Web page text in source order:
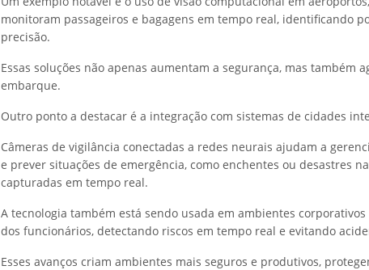
monitoram passageiros e bagagens em tempo real, identificando
precisão.
Essas soluções não apenas aumentam a segurança, mas também
embarque.
Outro ponto a destacar é a integração com sistemas de cidades
Câmeras de vigilância conectadas a redes neurais ajudam a
e prever situações de emergência, como enchentes ou desastres
capturadas em tempo real.
A tecnologia também está sendo usada em ambientes
dos funcionários, detectando riscos em tempo real e evitando
Esses avanços criam ambientes mais seguros e produtivos,